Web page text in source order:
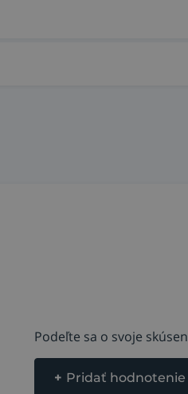
Podeľte sa o svoje
+ Pridať hodnotenie